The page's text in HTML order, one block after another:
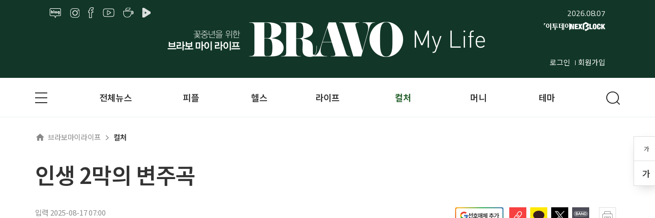
2026.08.07
로그인 회원가입
가
가
전체뉴스 피플 헬스 라이프 컬처 머니 테마
브라보마이라이프 컬처
인생 2막의 변주곡
입력 2025-08-17 07:00 선호매체 추가